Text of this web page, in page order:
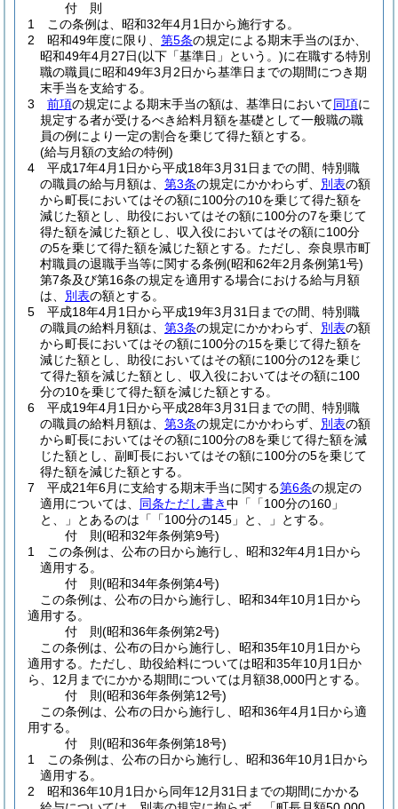
付 則
1
この条例は、昭和32年4月1日から施行する。
2
昭和49年度に限り、 第5条の規定による期末手当のほか、
昭和49年4月27日(以下「基準日」という。)に在職する特別
職の職員に昭和49年3月2日から基準日までの期間につき期
末手当を支給する。
3
前項の規定による期末手当の額は、基準日において同項に
規定する者が受けるべき給料月額を基礎として一般職の職
員の例により一定の割合を乗じて得た額とする。
(給与月額の支給の特例)
4
平成17年4月1日から平成18年3月31日までの間、特別職
の職員の給与月額は、 第3条の規定にかかわらず、 別表の額
から町長においてはその額に100分の10を乗じて得た額を
減じた額とし、助役においてはその額に100分の7を乗じて
得た額を減じた額とし、収入役においてはその額に100分
の5を乗じて得た額を減じた額とする。 ただし、奈良県市町
村職員の退職手当等に関する条例(昭和62年2月条例第1号)
第7条及び第16条の規定を適用する場合における給与月額
は、 別表の額とする。
5
平成18年4月1日から平成19年3月31日までの間、特別職
の職員の給料月額は、 第3条の規定にかかわらず、 別表の額
から町長においてはその額に100分の15を乗じて得た額を
減じた額とし、助役においてはその額に100分の12を乗じ
て得た額を減じた額とし、収入役においてはその額に100
分の10を乗じて得た額を減じた額とする。
6
平成19年4月1日から平成28年3月31日までの間、特別職
の職員の給料月額は、 第3条の規定にかかわらず、 別表の額
から町長においてはその額に100分の8を乗じて得た額を減
じた額とし、副町長においてはその額に100分の5を乗じて
得た額を減じた額とする。
7
平成21年6月に支給する期末手当に関する第6条の規定の
適用については、 同条ただし書き中「「100分の160」
と、」とあるのは「「100分の145」と、」とする。
付 則(昭和32年条例第9号)
1
この条例は、公布の日から施行し、昭和32年4月1日から
適用する。
付 則(昭和34年条例第4号)
この条例は、公布の日から施行し、昭和34年10月1日から
適用する。
付 則(昭和36年条例第2号)
この条例は、公布の日から施行し、昭和35年10月1日から
適用する。 ただし、助役給料については昭和35年10月1日か
ら、12月までにかかる期間については月額38,000円とする。
付 則(昭和36年条例第12号)
この条例は、公布の日から施行し、昭和36年4月1日から適
用する。
付 則(昭和36年条例第18号)
1
この条例は、公布の日から施行し、昭和36年10月1日から
適用する。
2
昭和36年10月1日から同年12月31日までの期間にかかる